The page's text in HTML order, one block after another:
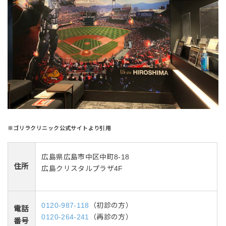
※ゴリラクリニック公式サイトより引用
住所
広島県広島市中区中町8-18
広島クリスタルプラザ4F
電話
番号
0120-987-118
（初診の方）
0120-264-241
（再診の方）